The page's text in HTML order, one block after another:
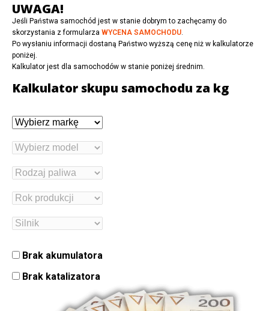
UWAGA!
Jeśli Państwa samochód jest w stanie dobrym to zachęcamy do
skorzystania z formularza WYCENA SAMOCHODU.
Po wysłaniu informacji dostaną Państwo wyższą cenę niż w kalkulatorze
poniżej.
Kalkulator jest dla samochodów w stanie poniżej średnim.
Kalkulator skupu samochodu za kg
Brak akumulatora
Brak katalizatora